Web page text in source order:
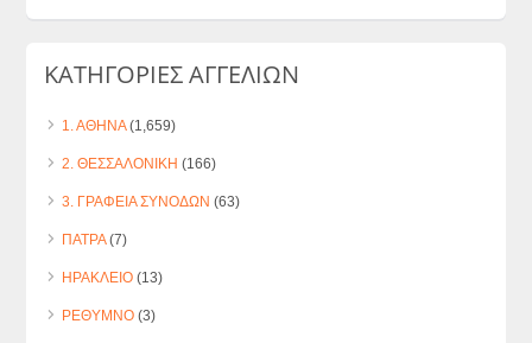
ΚΑΤΗΓΟΡΙΕΣ ΑΓΓΕΛΙΩΝ
1. ΑΘΗΝΑ(1,659)
2. ΘΕΣΣΑΛΟΝΙΚΗ (166)
3. ΓΡΑΦΕΙΑ ΣΥΝΟΔΩΝ (63)
ΠΑΤΡΑ(7)
ΗΡΑΚΛΕΙΟ (13)
ΡΕΘΥΜΝΟ (3)